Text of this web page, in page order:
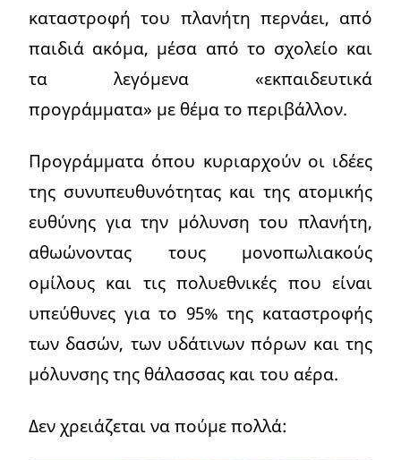
καταστροφή του πλανήτη περνάει, από
παιδιά ακόμα, μέσα από το σχολείο και
τα λεγόμενα «εκπαιδευτικά
προγράμματα» με θέμα το περιβάλλον.
Προγράμματα όπου κυριαρχούν οι ιδέες
της συνυπευθυνότητας και της ατομικής
ευθύνης για την μόλυνση του πλανήτη,
αθωώνοντας τους μονοπωλιακούς
ομίλους και τις πολυεθνικές που είναι
υπεύθυνες για το 95% της καταστροφής
των δασών, των υδάτινων πόρων και της
μόλυνσης της θάλασσας και του αέρα.
Δεν χρειάζεται να πούμε πολλά: